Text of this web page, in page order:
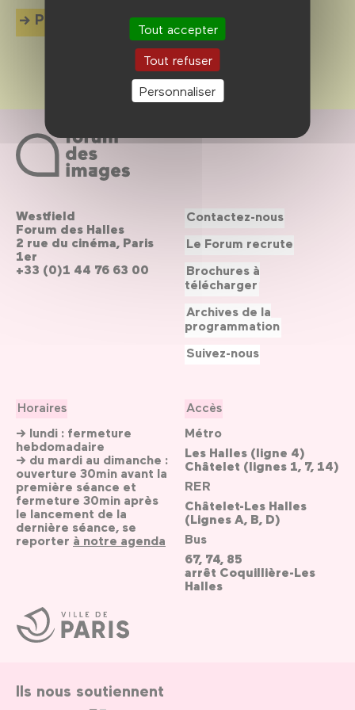
Tout accepter
Tout refuser
Personnaliser
Plus d'info
Ville
de
Paris
Westfield
Forum des Halles
2 rue du cinéma, Paris
1er
+33 (0)1 44 76 63 00
Horaires
→ lundi : fermeture
hebdomadaire
→ du mardi au dimanche :
ouverture 30min avant la
première séance et
fermeture 30min après
le lancement de la
dernière séance, se
reporter à notre agenda
Accès
Métro
Les Halles (ligne 4)
Châtelet (lignes 1, 7, 14)
RER
Châtelet-Les Halles
(Lignes A, B, D)
Bus
67, 74, 85
arrêt Coquillière-Les
Halles
Contactez-nous
Le Forum recrute
Brochures à
télécharger
Archives de la
programmation
Suivez-nous
Ils nous soutiennent